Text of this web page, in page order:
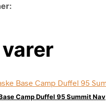
Camp Duffel 95 Summit Nav